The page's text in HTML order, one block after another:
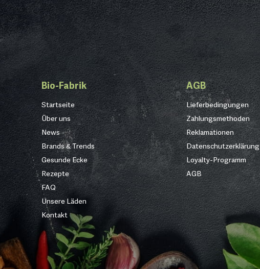
Bio-Fabrik
Startseite
Über uns
News
Brands & Trends
Gesunde Ecke
Rezepte
FAQ
Unsere Läden
Kontakt
AGB
Lieferbedingungen
Zahlungsmethoden
Reklamationen
Datenschutzerklärung
Loyalty-Programm
AGB